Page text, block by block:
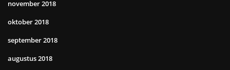
november 2018
oktober 2018
september 2018
augustus 2018